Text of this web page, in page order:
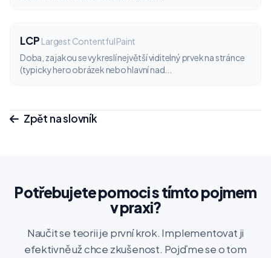
LCP Largest Contentful Paint
Doba, za jakou se vykreslí největší viditelný prvek na stránce
(typicky hero obrázek nebo hlavní nad...
Zpět na slovník
Potřebujete pomoci s tímto pojmem
v praxi?
Naučit se teorii je první krok. Implementovat ji
efektivně už chce zkušenost. Pojďme se o tom